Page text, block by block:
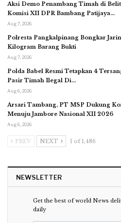
Aksi Demo Penambang Timah di
Komisi XII DPR Bambang Patijaya…
Aug 7, 2026
Polresta Pangkalpinang Bongkar
Kilogram Barang Bukti
Aug 7, 2026
Polda Babel Resmi Tetapkan 4
Pasir Timah Ilegal Di…
Aug 6, 2026
Arsari Tambang, PT MSP Dukung
Menuju Jambore Nasional XII 2026
Aug 6, 2026
PREV NEXT 1 of 1,486
NEWSLETTER
Get the best of world News
daily